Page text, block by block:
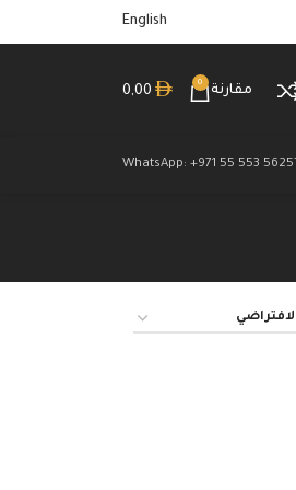
English
مقارنة
0
0,00
WhatsApp: +971 55 553 5625